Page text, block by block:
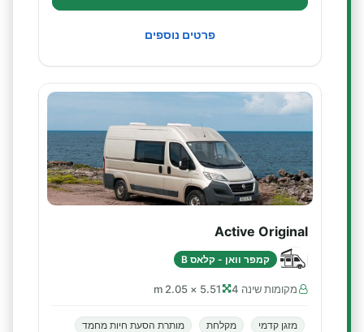
פרטים נוספים
Active Original
קמפר וואן - קלאס B
מקומות שינה 4 5.51 × 2.05 m
מזגן קדמי מקלחת
מותרת הסעת חיות מחמד